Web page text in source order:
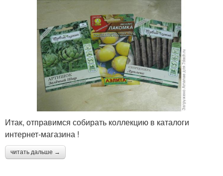
Итак, отправимся собирать коллекцию в каталоги
интернет-магазина !
читать дальше →